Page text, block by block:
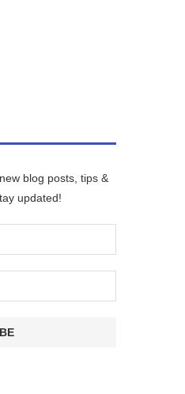
blog posts, tips &
updated!